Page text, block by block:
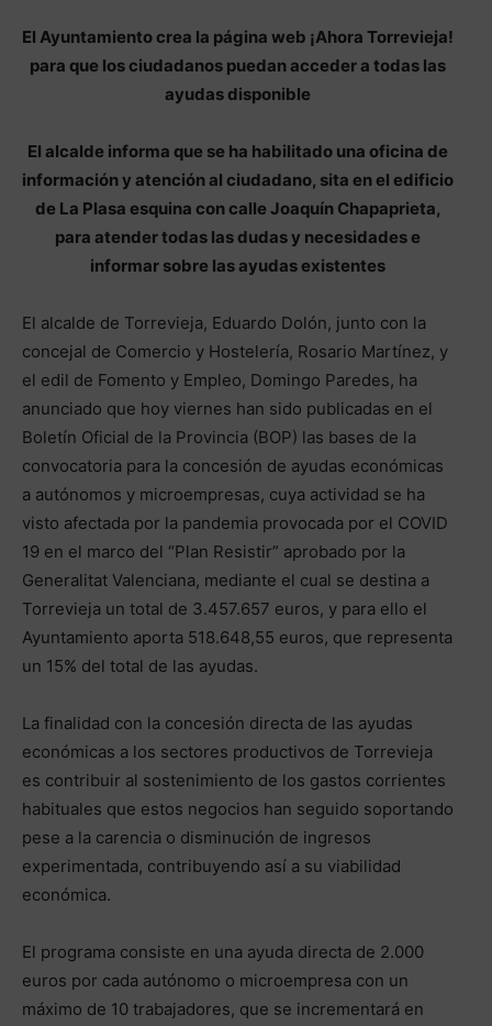
El Ayuntamiento crea la página web ¡Ahora Torrevieja!
para que los ciudadanos puedan acceder a todas las
ayudas disponible
El alcalde informa que se ha habilitado una oficina de
información y atención al ciudadano, sita en el edificio
de La Plasa esquina con calle Joaquín Chapaprieta,
para atender todas las dudas y necesidades e
informar sobre las ayudas existentes
El alcalde de Torrevieja, Eduardo Dolón, junto con la
concejal de Comercio y Hostelería, Rosario Martínez, y
el edil de Fomento y Empleo, Domingo Paredes, ha
anunciado que hoy viernes han sido publicadas en el
Boletín Oficial de la Provincia (BOP) las bases de la
convocatoria para la concesión de ayudas económicas
a autónomos y microempresas, cuya actividad se ha
visto afectada por la pandemia provocada por el COVID
19 en el marco del “Plan Resistir” aprobado por la
Generalitat Valenciana, mediante el cual se destina a
Torrevieja un total de 3.457.657 euros, y para ello el
Ayuntamiento aporta 518.648,55 euros, que representa
un 15% del total de las ayudas.
La finalidad con la concesión directa de las ayudas
económicas a los sectores productivos de Torrevieja
es contribuir al sostenimiento de los gastos corrientes
habituales que estos negocios han seguido soportando
pese a la carencia o disminución de ingresos
experimentada, contribuyendo así a su viabilidad
económica.
El programa consiste en una ayuda directa de 2.000
euros por cada autónomo o microempresa con un
máximo de 10 trabajadores, que se incrementará en